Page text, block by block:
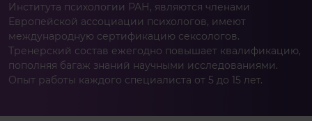
Института психологии РАН, являются членами
Европейской ассоциации психологов, имеют
международную сертификацию сексологов.
Тренерский состав ежегодно повышает квалификацию,
пополняя багаж знаний научными исследованиями.
Опыт работы каждого специалиста от 5 до 15 лет.